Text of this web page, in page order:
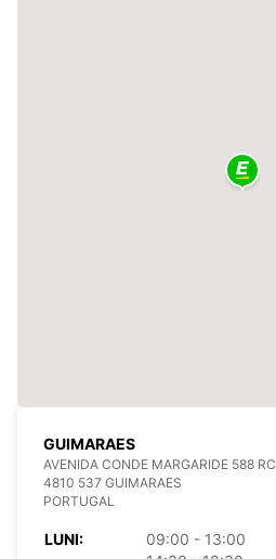
GUIMARAES
AVENIDA CONDE MARGARIDE 588 RC
4810 537 GUIMARAES
PORTUGAL
LUNI:
09:00 - 13:00